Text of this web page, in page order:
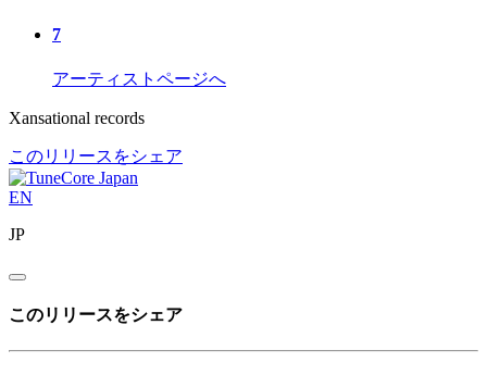
7
アーティストページへ
Xansational records
このリリースをシェア
EN
JP
このリリースをシェア